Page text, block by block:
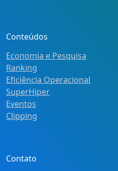
Conteúdos
Economia e Pesquisa
Ranking
Eficiência Operacional
SuperHiper
Eventos
Clipping
Contato